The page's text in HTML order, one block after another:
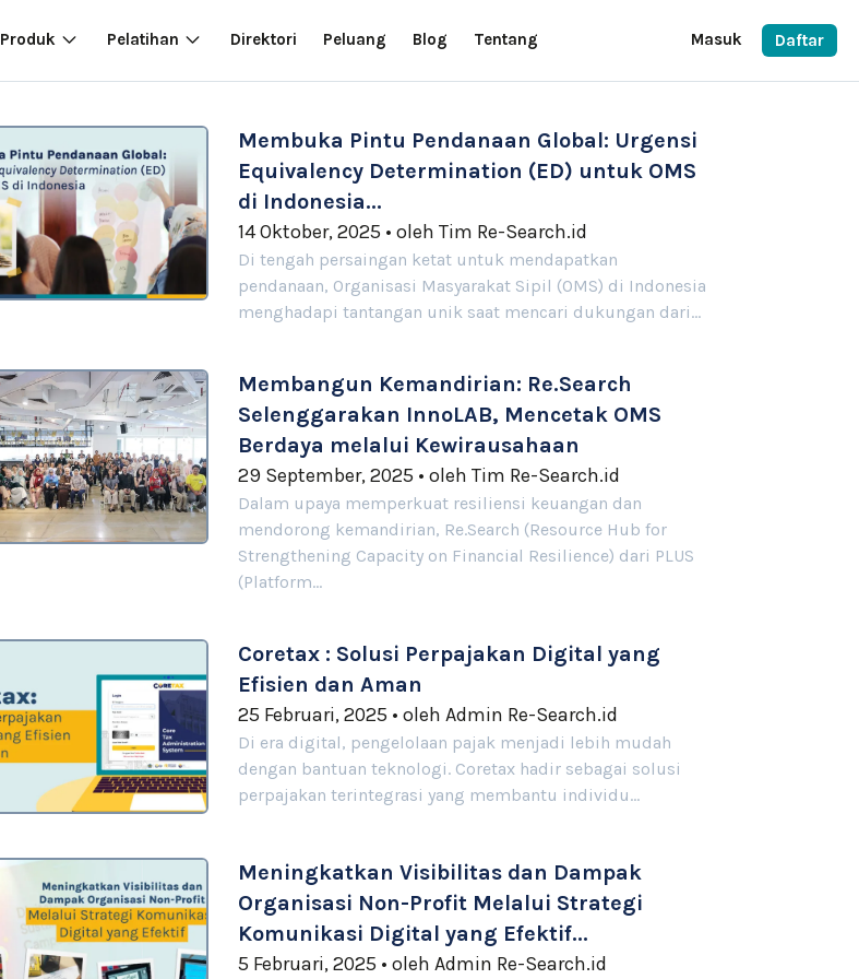
Produk Pelatihan Direktori Peluang Blog Tentang Masuk Daftar
Membuka Pintu Pendanaan Global: Urgensi
Equivalency Determination (ED) untuk OMS
di Indonesia...
14 Oktober, 2025 •oleh Tim Re-Search.id
Di tengah persaingan ketat untuk mendapatkan
pendanaan, Organisasi Masyarakat Sipil (OMS) di Indonesia
menghadapi tantangan unik saat mencari dukungan dari…
Membangun Kemandirian: Re.Search
Selenggarakan InnoLAB, Mencetak OMS
Berdaya melalui Kewirausahaan
29 September, 2025 •oleh Tim Re-Search.id
Dalam upaya memperkuat resiliensi keuangan dan
mendorong kemandirian, Re.Search (Resource Hub for
Strengthening Capacity on Financial Resilience) dari PLUS
(Platform…
Coretax : Solusi Perpajakan Digital yang
Efisien dan Aman
25 Februari, 2025 •oleh Admin Re-Search.id
Di era digital, pengelolaan pajak menjadi lebih mudah
dengan bantuan teknologi. Coretax hadir sebagai solusi
perpajakan terintegrasi yang membantu individu…
Meningkatkan Visibilitas dan Dampak
Organisasi Non-Profit Melalui Strategi
Komunikasi Digital yang Efektif...
5 Februari, 2025 •oleh Admin Re-Search.id